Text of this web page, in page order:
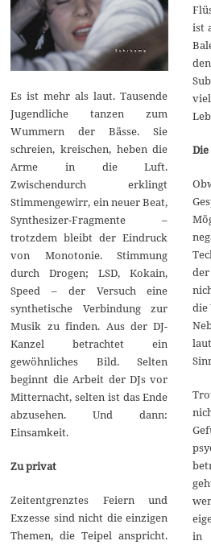
Es ist mehr als laut. Tausende
Jugendliche tanzen zum
Wummern der Bässe. Sie
schreien, kreischen, heben die
Arme in die Luft.
Zwischendurch erklingt
Stimmengewirr, ein neuer Beat,
Synthesizer-Fragmente –
trotzdem bleibt der Eindruck
von Monotonie. Stimmung
durch Drogen; LSD, Kokain,
Speed – der Versuch eine
synthetische Verbindung zur
Musik zu finden. Aus der DJ-
Kanzel betrachtet ein
gewöhnliches Bild. Selten
beginnt die Arbeit der DJs vor
Mitternacht, selten ist das Ende
abzusehen. Und dann:
Einsamkeit.
Zu privat
Zeitentgrenztes Feiern und
Exzesse sind nicht die einzigen
Themen, die Teipel anspricht.
ist
die
in